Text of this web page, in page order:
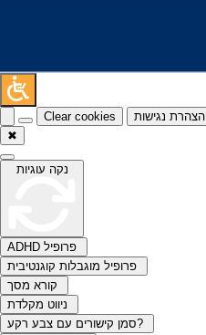
Clear cookies
הצהרת נגישות
✖
נקה עוגיות
ADHD פרופיל
פרופיל מוגבלות קוגנטיבית
קורא מסך
ניווט מקלדת
סמן קישורים עם צבע רקע?